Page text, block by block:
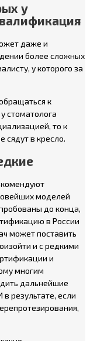
у
даже и
более сложных
у которого за
к
стоматолога
то к
сядут в кресло.
моделей
до конца,
в России
может поставить
и с редкими
и
многим
дальнейшие
результате, если